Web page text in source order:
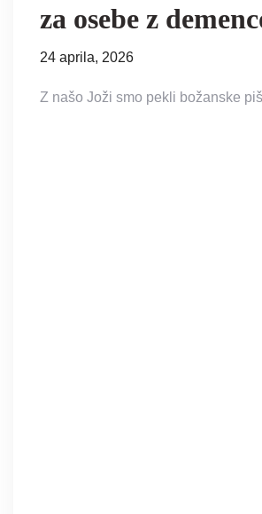
za osebe z
24 aprila, 2026
Z našo Joži smo pekli božanske